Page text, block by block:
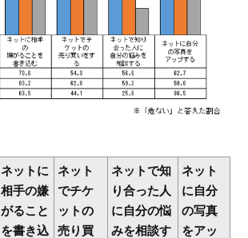
ネットに
相手の嫌
がること
を書き込
ネット
でチケ
ットの
売り買
ネットで知
り合った人
に自分の悩
みを相談す
ネット
に自分
の写真
をアッ